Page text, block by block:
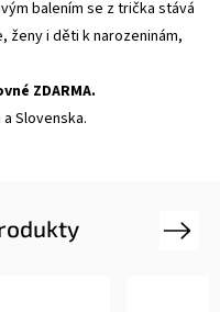
balením se z trička stává
ženy i děti k narozeninám,
ZDARMA.
Slovenska.
Next